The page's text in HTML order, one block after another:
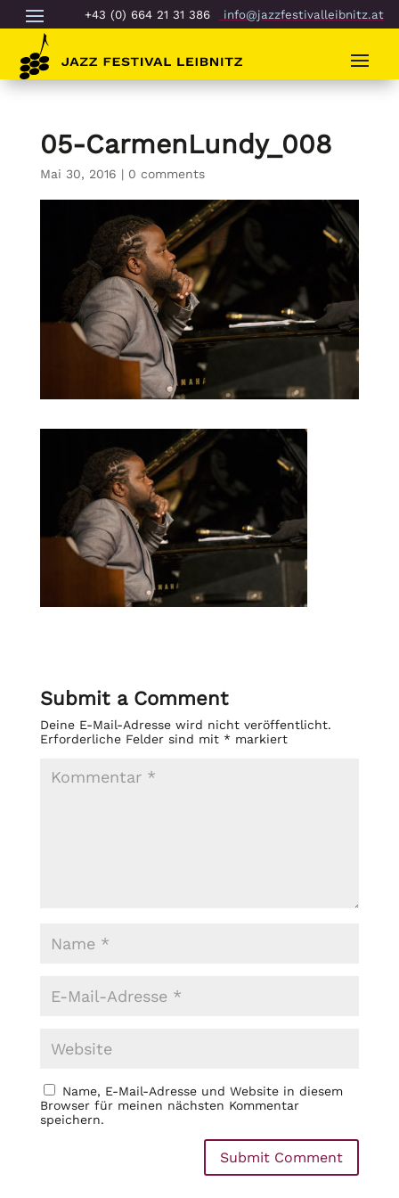
+43 (0) 664 21 31 386 info@jazzfestivalleibnitz.at
05-CarmenLundy_008
Mai 30, 2016 | 0 comments
Submit a Comment
Deine E-Mail-Adresse wird nicht veröffentlicht.
Erforderliche Felder sind mit *markiert
Name, E-Mail-Adresse und Website in diesem
Browser für meinen nächsten Kommentar
speichern.